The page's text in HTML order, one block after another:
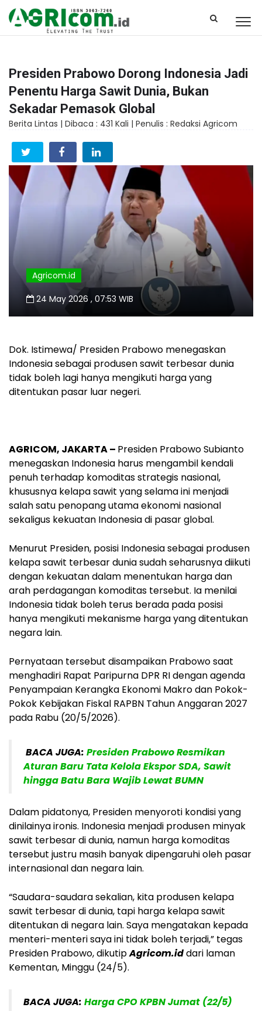
Presiden Prabowo Dorong Indonesia Jadi
Penentu Harga Sawit Dunia, Bukan
Sekadar Pemasok Global
Berita Lintas | Dibaca : 431 Kali | Penulis : Redaksi Agricom
Agricom.id
24 May 2026 , 07:53 WIB
Dok. Istimewa/ Presiden Prabowo menegaskan
Indonesia sebagai produsen sawit terbesar dunia
tidak boleh lagi hanya mengikuti harga yang
ditentukan pasar luar negeri.
AGRICOM, JAKARTA – Presiden Prabowo Subianto
menegaskan Indonesia harus mengambil kendali
penuh terhadap komoditas strategis nasional,
khususnya kelapa sawit yang selama ini menjadi
salah satu penopang utama ekonomi nasional
sekaligus kekuatan Indonesia di pasar global.
Menurut Presiden, posisi Indonesia sebagai produsen
kelapa sawit terbesar dunia sudah seharusnya diikuti
dengan kekuatan dalam menentukan harga dan
arah perdagangan komoditas tersebut. Ia menilai
Indonesia tidak boleh terus berada pada posisi
hanya mengikuti mekanisme harga yang ditentukan
negara lain.
Pernyataan tersebut disampaikan Prabowo saat
menghadiri Rapat Paripurna DPR RI dengan agenda
Penyampaian Kerangka Ekonomi Makro dan Pokok-
Pokok Kebijakan Fiskal RAPBN Tahun Anggaran 2027
pada Rabu (20/5/2026).
BACA JUGA: Presiden Prabowo Resmikan
Aturan Baru Tata Kelola Ekspor SDA, Sawit
hingga Batu Bara Wajib Lewat BUMN
Dalam pidatonya, Presiden menyoroti kondisi yang
dinilainya ironis. Indonesia menjadi produsen minyak
sawit terbesar di dunia, namun harga komoditas
tersebut justru masih banyak dipengaruhi oleh pasar
internasional dan negara lain.
“Saudara-saudara sekalian, kita produsen kelapa
sawit terbesar di dunia, tapi harga kelapa sawit
ditentukan di negara lain. Saya mengatakan kepada
menteri-menteri saya ini tidak boleh terjadi,” tegas
Presiden Prabowo, dikutipAgricom.iddari laman
Kementan, Minggu (24/5).
BACA JUGA: Harga CPO KPBN Jumat (22/5)